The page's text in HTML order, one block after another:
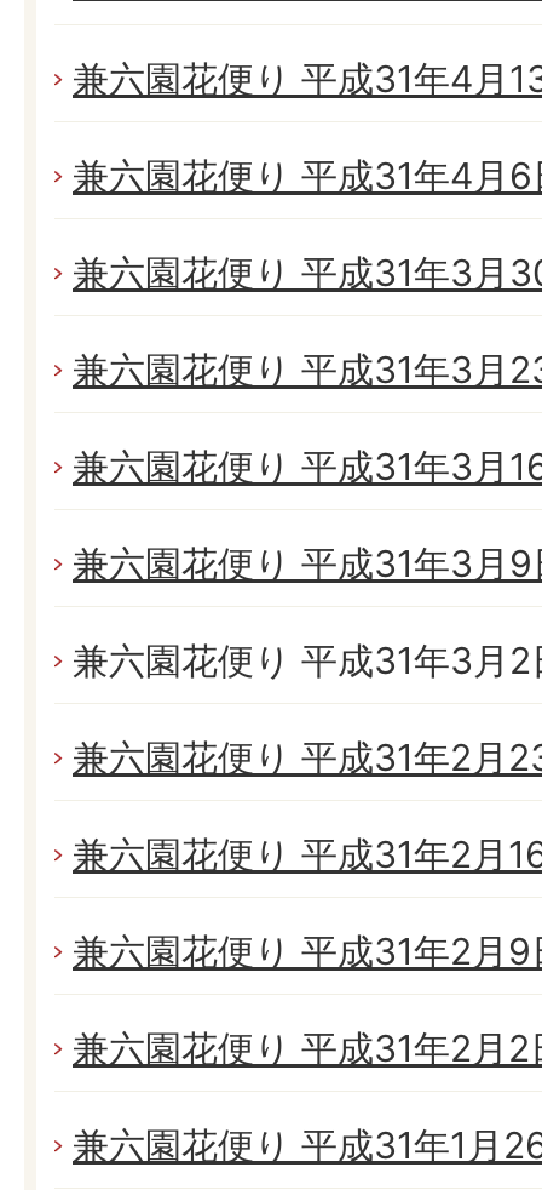
兼六園花便り 平成31年4月
兼六園花便り 平成31年4月
兼六園花便り 平成31年3月
兼六園花便り 平成31年3月
兼六園花便り 平成31年3月
兼六園花便り 平成31年3月
兼六園花便り 平成31年3月2
兼六園花便り 平成31年2月
兼六園花便り 平成31年2月
兼六園花便り 平成31年2月
兼六園花便り 平成31年2月
兼六園花便り 平成31年1月